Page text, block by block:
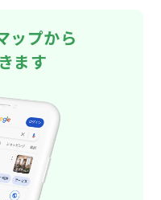
ップから
ます